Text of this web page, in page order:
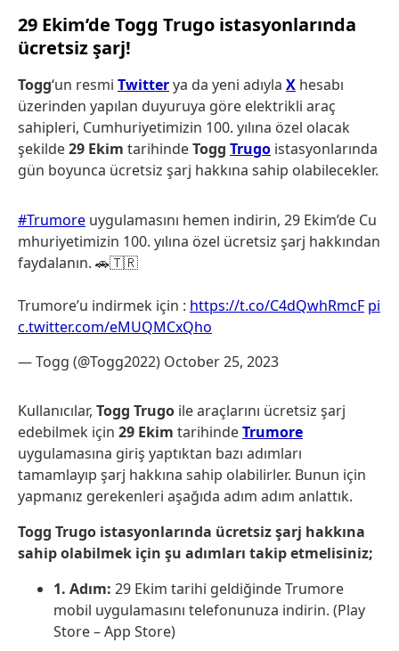
29 Ekim’de Togg Trugo istasyonlarında
ücretsiz şarj!
Togg‘un resmi Twitterya da yeni adıyla X hesabı
üzerinden yapılan duyuruya göre elektrikli araç
sahipleri, Cumhuriyetimizin 100. yılına özel olacak
şekilde29 Ekim tarihindeTogg Trugo istasyonlarında
gün boyunca ücretsiz şarj hakkına sahip olabilecekler.
#Trumore uygulamasını hemen indirin, 29 Ekim’de Cu
mhuriyetimizin 100. yılına özel ücretsiz şarj hakkından
faydalanın. 🚗🇹🇷
Trumore’u indirmek için : https://t.co/C4dQwhRmcF pi
c.twitter.com/eMUQMCxQho
— Togg (@Togg2022) October 25, 2023
Kullanıcılar, Togg Trugo ile araçlarını ücretsiz şarj
edebilmek için 29 Ekim tarihindeTrumore
uygulamasına giriş yaptıktan bazı adımları
tamamlayıp şarj hakkına sahip olabilirler. Bunun için
yapmanız gerekenleri aşağıda adım adım anlattık.
Togg Trugo istasyonlarında ücretsiz şarj hakkına
sahip olabilmek için şu adımları takip etmelisiniz;
1. Adım: 29 Ekim tarihi geldiğinde Trumore
mobil uygulamasını telefonunuza indirin. (Play
Store–App Store)